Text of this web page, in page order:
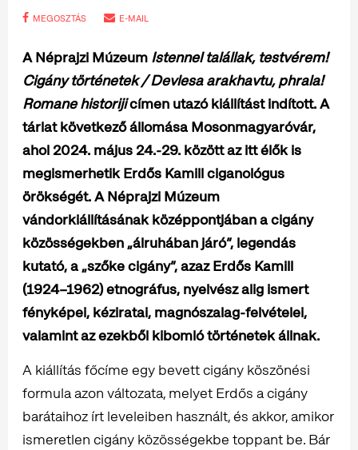
MEGOSZTÁS E-MAIL
A Néprajzi Múzeum Istennel talállak, testvérem!
Cigány történetek / Devlesa arakhavtu, phrala!
Romane historijicímen utazó kiállítást indított. A
tárlat következő állomása Mosonmagyaróvár,
ahol 2024. május 24.-29. között az itt élők is
megismerhetik Erdős Kamill ciganológus
örökségét. A Néprajzi Múzeum
vándorkiállításának középpontjában a cigány
közösségekben „álruhában járó”, legendás
kutató, a „szőke cigány”, azaz Erdős Kamill
(1924–1962) etnográfus, nyelvész alig ismert
fényképei, kéziratai, magnószalag-felvételei,
valamint az ezekből kibomló történetek állnak.
A kiállítás főcíme egy bevett cigány köszönési
formula azon változata, melyet Erdős a cigány
barátaihoz írt leveleiben használt, és akkor, amikor
ismeretlen cigány közösségekbe toppant be. Bár